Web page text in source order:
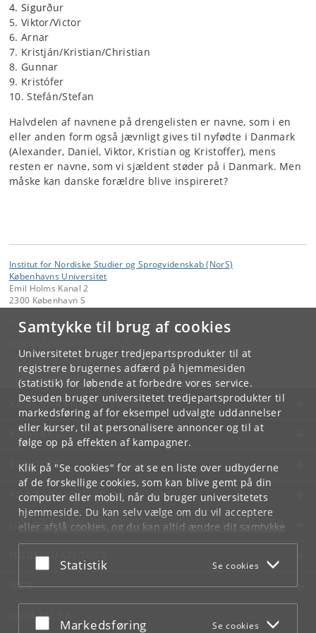
Samtykke til brug af cookies
Universitetet bruger tredjepartsprodukter til at
registrere brugernes adfærd på hjemmesiden
(statistik) for løbende at forbedre vores service.
Desuden bruger universitetet tredjepartsprodukter til
markedsføring af for eksempel udvalgte uddannelser
eller kurser, til at personalisere annoncer og til at
følge op på effekten af kampagner.
Klik på "Se cookies" for at se en liste over udbyderne
af de forskellige cookies, som kan blive gemt på din
computer eller mobil, når du bruger universitetets
hjemmeside. Du kan selv vælge om du vil acceptere
eller afslå cookies, og du kan altid ændre dit samtykke
underCookie- og privatlivspolitiksom du finder i
bunden af hver side.
Acceptér eller afslå
Statistik Se cookies
Acceptér eller afslå
Markedsføring Se cookies
4. Sigurður
5. Viktor/Victor
6. Arnar
7. Kristján/Kristian/Christian
8. Gunnar
9. Kristófer
10. Stefán/Stefan
Halvdelen af navnene på drengelisten er navne, som i en
eller anden form også jævnligt gives til nyfødte i Danmark
(Alexander, Daniel, Viktor, Kristian og Kristoffer), mens
resten er navne, som vi sjældent støder på i Danmark. Men
måske kan danske forældre blive inspireret?
Institut for Nordiske Studier og Sprogvidenskab (NorS)
Københavns Universitet
Emil Holms Kanal 2
2300 København S
Kontakt:
Afdeling for Navneforskning
Navneforskning@ hum.ku dk
KØBENHAVNS UNIVERSITET
KONTAKT
SERVICES
FOR STUDERENDE OG ANSATTE
JOB OG KARRIERE
NØDSITUATIONER
WEB
MØD KU PÅ